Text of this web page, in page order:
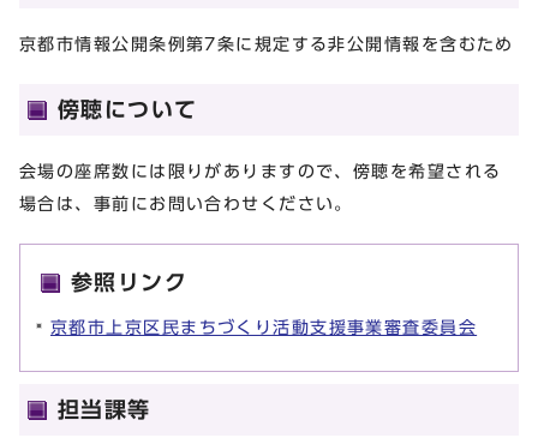
京都市情報公開条例第7条に規定する非公開情報を含むため
傍聴について
会場の座席数には限りがありますので、傍聴を希望される
場合は、事前にお問い合わせください。
参照リンク
京都市上京区民まちづくり活動支援事業審査委員会
担当課等